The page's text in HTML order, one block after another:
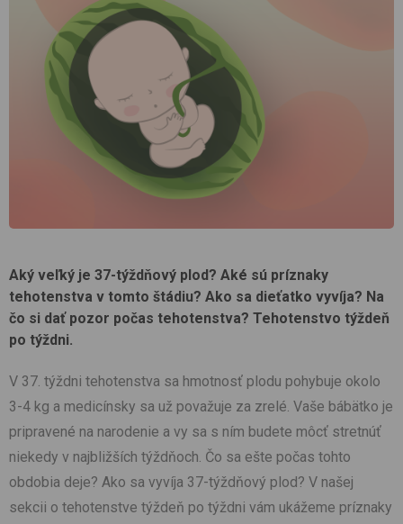
Aký veľký je 37-týždňový plod? Aké sú príznaky
tehotenstva v tomto štádiu? Ako sa dieťatko vyvíja? Na
čo si dať pozor počas tehotenstva? Tehotenstvo týždeň
po týždni.
V 37. týždni tehotenstva sa hmotnosť plodu pohybuje okolo
3-4 kg a medicínsky sa už považuje za zrelé. Vaše bábätko je
pripravené na narodenie a vy sa s ním budete môcť stretnúť
niekedy v najbližších týždňoch. Čo sa ešte počas tohto
obdobia deje? Ako sa vyvíja 37-týždňový plod? V našej
sekcii o tehotenstve týždeň po týždni vám ukážeme príznaky